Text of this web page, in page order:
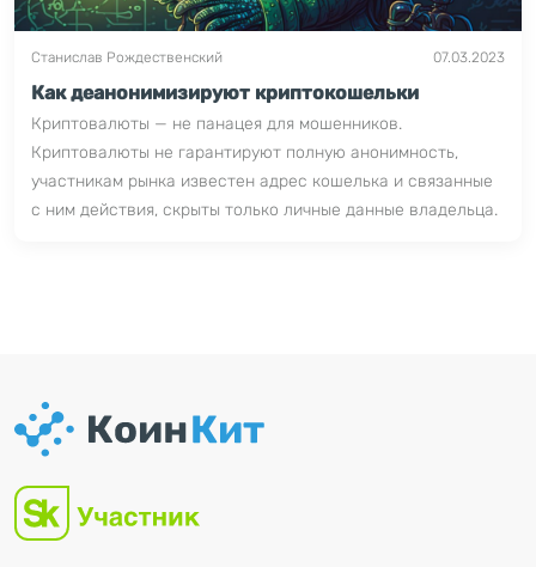
Станислав Рождественский 07.03.2023
Как деанонимизируют криптокошельки
Криптовалюты — не панацея для мошенников.
Криптовалюты не гарантируют полную анонимность,
участникам рынка известен адрес кошелька и связанные
с ним действия, скрыты только личные данные владельца.